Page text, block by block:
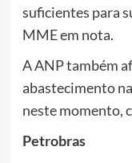
suficientes para
MME em nota.
A ANP também
abastecimento
neste momento,
Petrobras